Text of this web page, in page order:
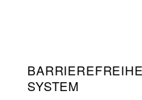
SYSTEM